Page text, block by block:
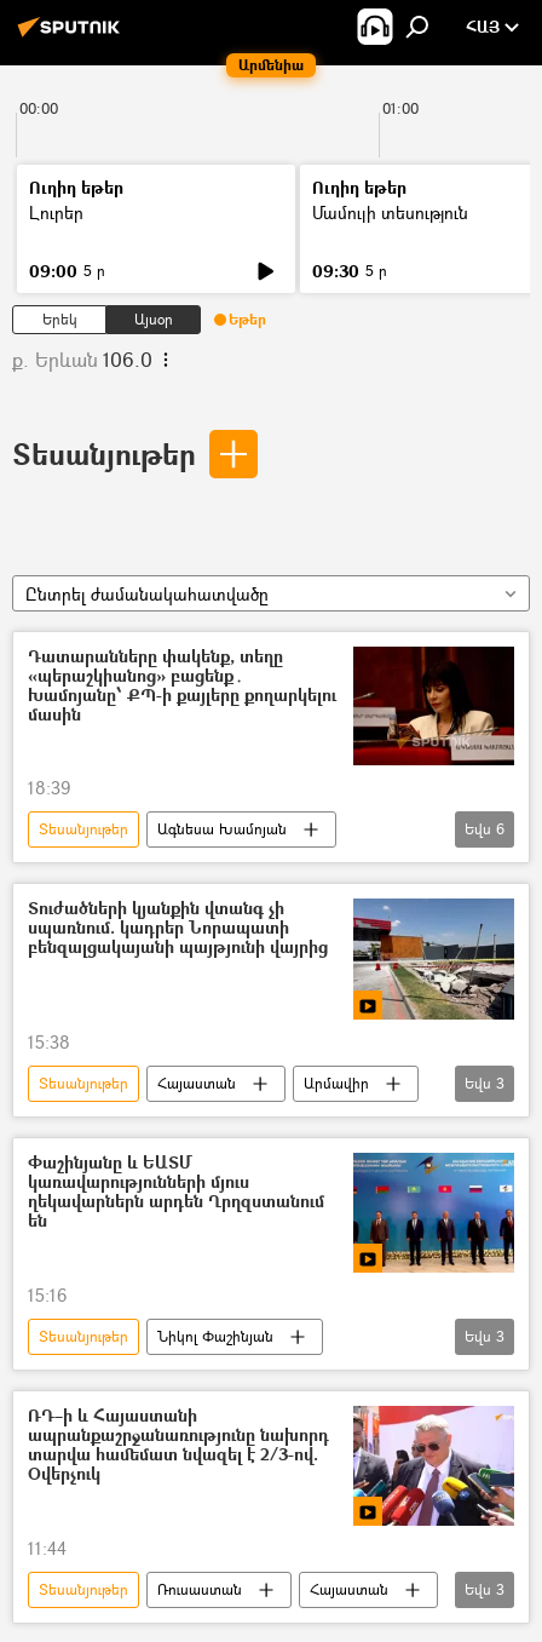
Արմենիա
ՀԱՅ
00:00 01:00
Ուղիղ եթեր
Լուրեր
09:00 5 ր
Ուղիղ եթեր
Մամուլի տեսություն
09:30 5 ր
Երեկ Այսօր Եթեր
ք. Երևան 106.0
Տեսանյութեր
Ընտրել ժամանակահատվածը
Դատարանները փակենք, տեղը
«պերաշկիանոց» բացենք․
Խամոյանը՝ ՔՊ-ի քայլերը քողարկելու
մասին
18:39
Տեսանյութեր
Ագնեսա Խամոյան
«Քաղաքացիական պայմանագիր» կուսակցություն (ՔՊ)
ընդդիմություն
Իշխանություն
Դատարան
ԱԺ (Ազգային ժողով)
Եվս 6
Տուժածների կյանքին վտանգ չի
սպառնում. կադրեր Նորապատի
բենզալցակայանի պայթյունի վայրից
15:38
Տեսանյութեր Հայաստան
Արմավիր
բենզալցակայան
տեսանյութ
Տուժածներ
Եվս 3
Փաշինյանը և ԵԱՏՄ
կառավարությունների մյուս
ղեկավարներն արդեն Ղրղզստանում
են
15:16
Տեսանյութեր
Նիկոլ Փաշինյան
Ղրղզստան
Եվրասիական տնտեսական միություն (ԵԱՏՄ)
տեսանյութ
Եվս 3
ՌԴ–ի և Հայաստանի
ապրանքաշրջանառությունը նախորդ
տարվա համեմատ նվազել է 2/3-ով.
Օվերչուկ
11:44
Տեսանյութեր Ռուսաստան
Հայաստան
Ալեքսեյ Օվերչուկ
առևտուր
Եվս 3